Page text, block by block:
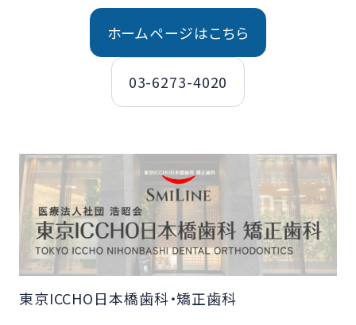
ホームページはこちら
03-6273-4020
東京ICCHO日本橋歯科・矯正歯科